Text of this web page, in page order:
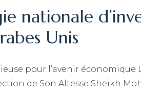
nationale
Unis
pour l’avenir
de Son Altesse Sheikh